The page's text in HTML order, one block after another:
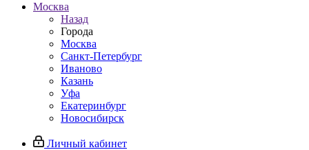
Москва
Назад
Города
Москва
Санкт-Петербург
Иваново
Казань
Уфа
Екатеринбург
Новосибирск
Личный кабинет